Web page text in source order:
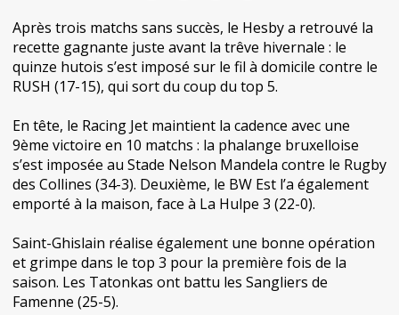
Après trois matchs sans succès, le Hesby a retrouvé la
recette gagnante juste avant la trêve hivernale : le
quinze hutois s’est imposé sur le fil à domicile contre le
RUSH (17-15), qui sort du coup du top 5.
En tête, le Racing Jet maintient la cadence avec une
9ème victoire en 10 matchs : la phalange bruxelloise
s’est imposée au Stade Nelson Mandela contre le Rugby
des Collines (34-3). Deuxième, le BW Est l’a également
emporté à la maison, face à La Hulpe 3 (22-0).
Saint-Ghislain réalise également une bonne opération
et grimpe dans le top 3 pour la première fois de la
saison. Les Tatonkas ont battu les Sangliers de
Famenne (25-5).